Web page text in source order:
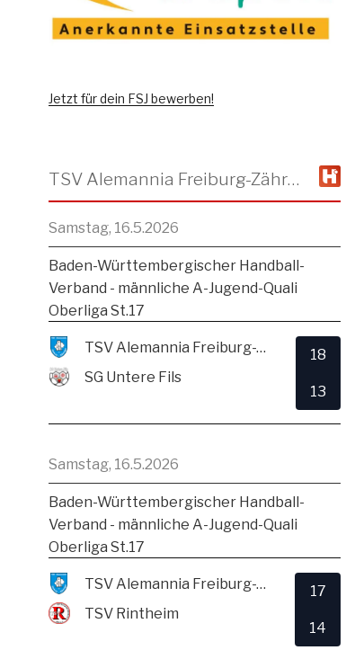
Jetzt für dein FSJ bewerben!
TSV Alemannia Freiburg-Zähringen
Samstag, 16.5.2026
Baden-Württembergischer Handball-
Verband - männliche A-Jugend-Quali
Oberliga St.17
TSV Alemannia Freiburg-Zähringen
SG Untere Fils
18
13
Samstag, 16.5.2026
Baden-Württembergischer Handball-
Verband - männliche A-Jugend-Quali
Oberliga St.17
TSV Alemannia Freiburg-Zähringen
TSV Rintheim
17
14